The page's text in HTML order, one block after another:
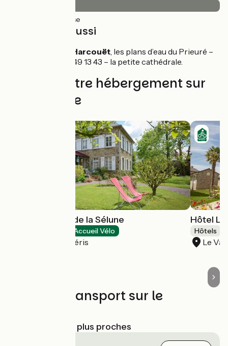
(100%) Lisse
À découvrir aussi
Saint-Hilaire du Harcouët, les plans d’eau du Prieuré –
la Verrière, 02 33 49 13 43 – la petite cathédrale.
Trouvez votre hébergement sur
cette étape
Hôtel Auberge de la Sélune
Accueil Vélo
Ducey-Les Chéris
Hôtel
Hôtels
Le
Trains et transport sur le
Gares SNCF les plus proches